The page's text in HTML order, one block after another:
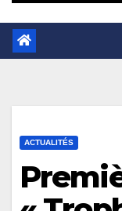
ACTUALITÉS